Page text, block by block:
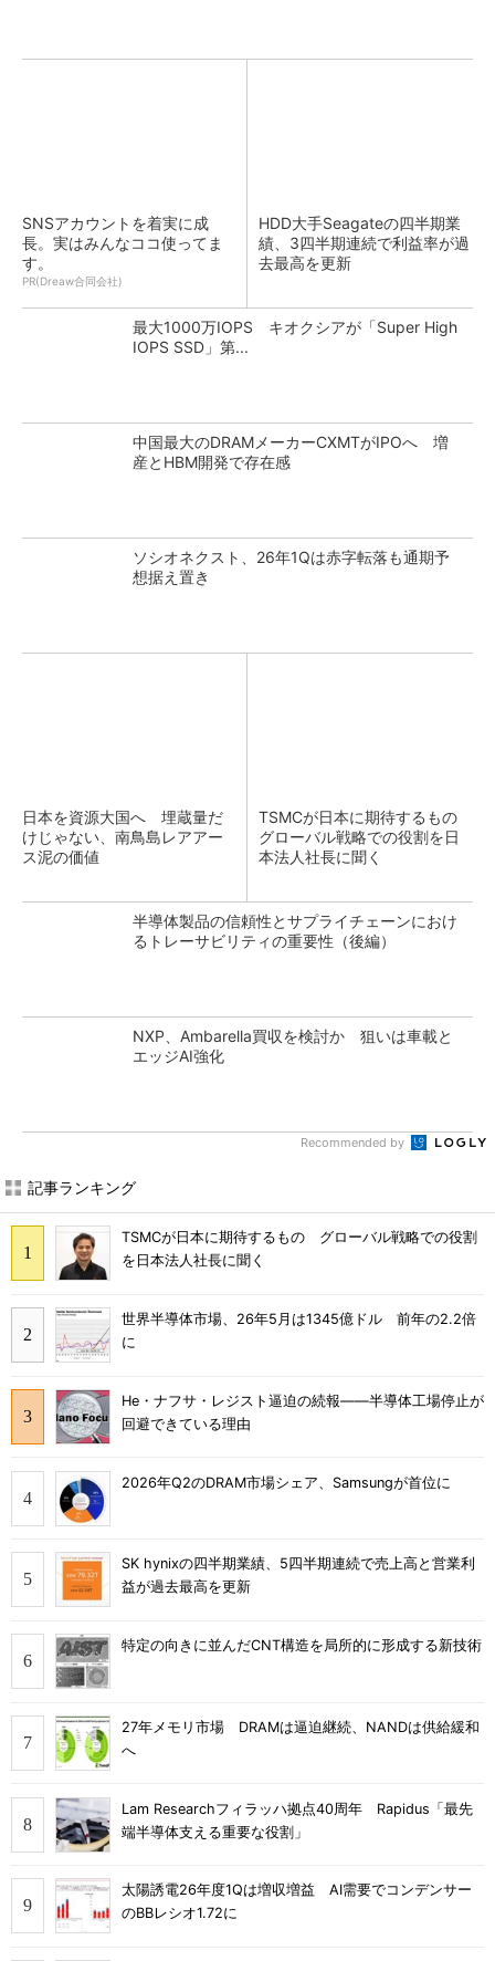
SNSアカウントを着実に成
長。実はみんなココ使ってま
す。
PR(Dreaw合同会社)
HDD大手Seagateの四半期業
績、3四半期連続で利益率が過
去最高を更新
最大1000万IOPS キオクシアが「Super High
IOPS SSD」第...
中国最大のDRAMメーカーCXMTがIPOへ 増
産とHBM開発で存在感
ソシオネクスト、26年1Qは赤字転落も通期予
想据え置き
日本を資源大国へ 埋蔵量だ
けじゃない、南鳥島レアアー
ス泥の価値
TSMCが日本に期待するもの
グローバル戦略での役割を日
本法人社長に聞く
半導体製品の信頼性とサプライチェーンにおけ
るトレーサビリティの重要性（後編）
NXP、Ambarella買収を検討か 狙いは車載と
エッジAI強化
Recommended by
記事ランキング
TSMCが日本に期待するもの グローバル戦略での役割
を日本法人社長に聞く
世界半導体市場、26年5月は1345億ドル 前年の2.2倍
に
He・ナフサ・レジスト逼迫の続報――半導体工場停止が
回避できている理由
2026年Q2のDRAM市場シェア、Samsungが首位に
SK hynixの四半期業績、5四半期連続で売上高と営業利
益が過去最高を更新
特定の向きに並んだCNT構造を局所的に形成する新技術
27年メモリ市場 DRAMは逼迫継続、NANDは供給緩和
へ
Lam Researchフィラッハ拠点40周年 Rapidus「最先
端半導体支える重要な役割」
太陽誘電26年度1Qは増収増益 AI需要でコンデンサー
のBBレシオ1.72に